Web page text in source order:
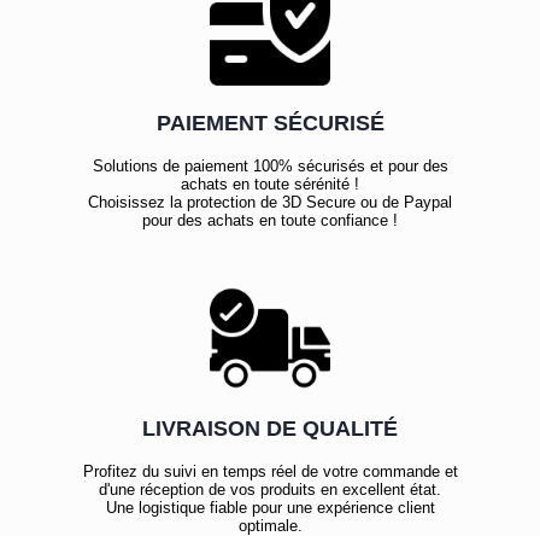
PAIEMENT SÉCURISÉ
Solutions de paiement 100% sécurisés et pour des
achats en toute sérénité !
Choisissez la protection de 3D Secure ou de Paypal
pour des achats en toute confiance !
LIVRAISON DE QUALITÉ
Profitez du suivi en temps réel de votre commande et
d'une réception de vos produits en excellent état.
Une logistique fiable pour une expérience client
optimale.